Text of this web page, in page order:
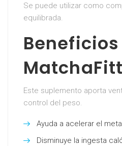
Se puede utilizar como
equilibrada.
Este suplemento aporta
control del peso.
Ayuda a acelerar el
Disminuye la ingesta